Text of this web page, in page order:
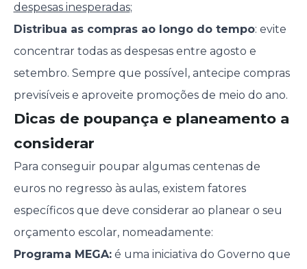
despesas inesperadas;
Distribua as compras ao longo do tempo: evite
concentrar todas as despesas entre agosto e
setembro. Sempre que possível, antecipe compras
previsíveis e aproveite promoções de meio do ano.
Dicas de poupança e planeamento a
considerar
Para conseguir poupar algumas centenas de
euros no regresso às aulas, existem fatores
específicos que deve considerar ao planear o seu
orçamento escolar, nomeadamente:
Programa MEGA:é uma iniciativa do Governo que